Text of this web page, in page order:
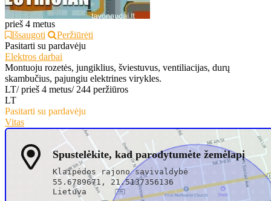
prieš 4 metus
Išsaugoti
Peržiūrėti
Pasitarti su pardavėju
Elektros darbai
Montuoju rozetės, jungiklius, šviestuvus, ventiliacijas, durų
skambučius, pajungiu elektrines virykles.
LT/ prieš 4 metus/ 244 peržiūros
LT
Pasitarti su pardavėju
Vitas
Spustelėkite, kad parodytumėte žemėlapį
Klaipėdos rajono savivaldybė
55.6789671, 21.5137356136
Lietuva